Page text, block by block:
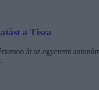
a Tisza
át az egyetemi